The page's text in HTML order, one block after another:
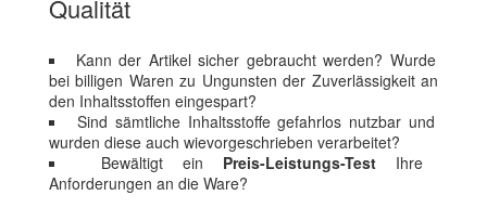
Qualität
Kann der Artikel sicher gebraucht werden? Wurde
bei billigen Waren zu Ungunsten der Zuverlässigkeit an
den Inhaltsstoffen eingespart?
Sind sämtliche Inhaltsstoffe gefahrlos nutzbar und
wurden diese auch wievorgeschrieben verarbeitet?
Bewältigt ein Preis-Leistungs-Test Ihre
Anforderungen an die Ware?